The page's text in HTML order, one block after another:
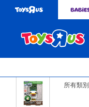
所有類別